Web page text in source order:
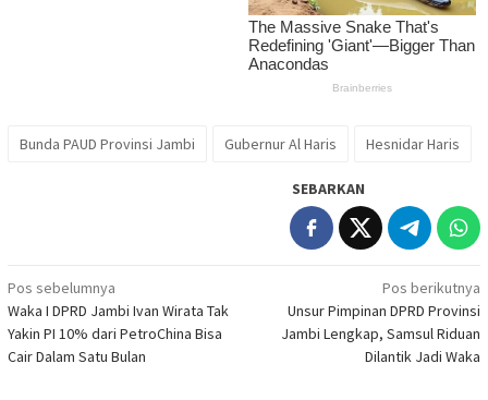
Bunda PAUD Provinsi Jambi Gubernur Al Haris Hesnidar Haris
SEBARKAN
Navigasi
pos
Pos sebelumnya
Waka I DPRD Jambi Ivan Wirata Tak
Yakin PI 10% dari PetroChina Bisa
Cair Dalam Satu Bulan
Pos berikutnya
Unsur Pimpinan DPRD Provinsi
Jambi Lengkap, Samsul Riduan
Dilantik Jadi Waka